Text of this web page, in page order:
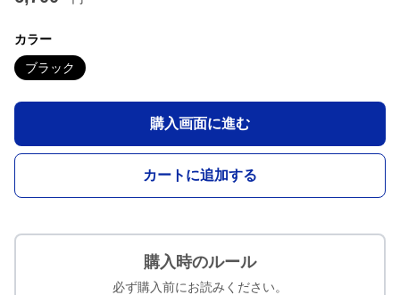
カラー
ブラック
購入画面に進む
カートに追加する
購入時のルール
必ず購入前にお読みください。